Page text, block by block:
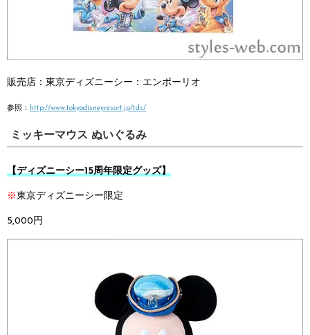
販売店： 東京ディズニーシー： エンポーリオ
参照： http://www.tokyodisneyresort.jp/tds/
ミッキーマウス ぬいぐるみ
【ディズニーシー15周年限定グッズ】
※東京ディズニーシー限定
5,000円